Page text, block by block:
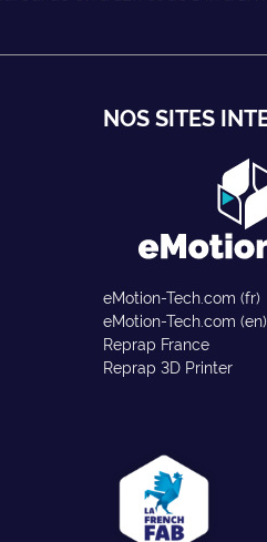
NOS SITES
eMotion-Tech.com (fr)
eMotion-Tech.com (en)
Reprap France
Reprap 3D Printer